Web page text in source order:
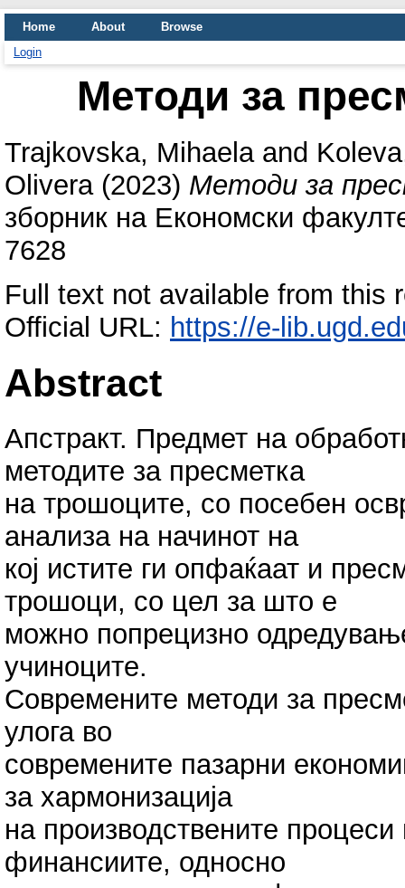
Home About
Browse
Login
Методи за
Trajkovska, Mihaelaand
Olivera(2023) Методи за
зборник на Економски
7628
Full text not available from this
Official URL: https://e-
Abstract
Aпстракт. Предмет на
методите за пресметка
на трошоците, со посебен
анализа на начинот на
кој истите ги опфаќаат и
трошоци, со цел за што е
можно попрецизно
учиноците.
Современите методи за
улога во
современите пазарни
за хармонизација
на производствените
финансиите, односно